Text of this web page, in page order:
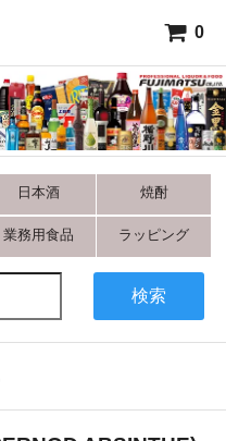
0
日本酒 焼酎
業務用食品 ラッピング
検索